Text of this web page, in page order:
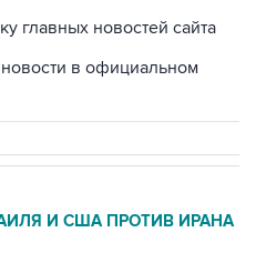
главных новостей сайта
в официальном
И США ПРОТИВ ИРАНА